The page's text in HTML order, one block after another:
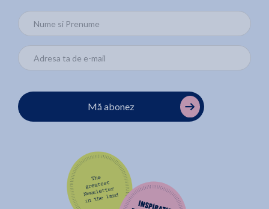
Mă abonez